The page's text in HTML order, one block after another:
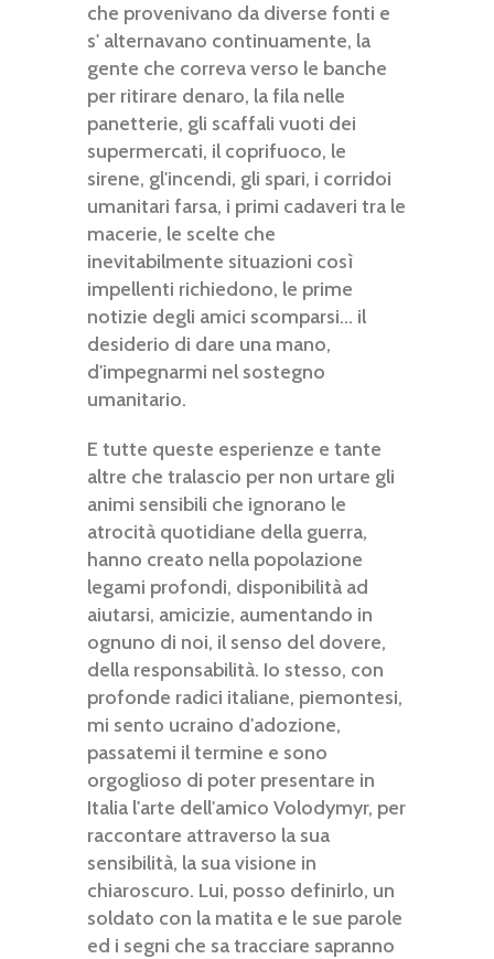
che provenivano da diverse fonti e
s' alternavano continuamente, la
gente che correva verso le banche
per ritirare denaro, la fila nelle
panetterie, gli scaffali vuoti dei
supermercati, il coprifuoco, le
sirene, gl'incendi, gli spari, i corridoi
umanitari farsa, i primi cadaveri tra le
macerie, le scelte che
inevitabilmente situazioni così
impellenti richiedono, le prime
notizie degli amici scomparsi... il
desiderio di dare una mano,
d'impegnarmi nel sostegno
umanitario.
E tutte queste esperienze e tante
altre che tralascio per non urtare gli
animi sensibili che ignorano le
atrocità quotidiane della guerra,
hanno creato nella popolazione
legami profondi, disponibilità ad
aiutarsi, amicizie, aumentando in
ognuno di noi, il senso del dovere,
della responsabilità. Io stesso, con
profonde radici italiane, piemontesi,
mi sento ucraino d'adozione,
passatemi il termine e sono
orgoglioso di poter presentare in
Italia l'arte dell'amico Volodymyr, per
raccontare attraverso la sua
sensibilità, la sua visione in
chiaroscuro. Lui, posso definirlo, un
soldato con la matita e le sue parole
ed i segni che sa tracciare sapranno